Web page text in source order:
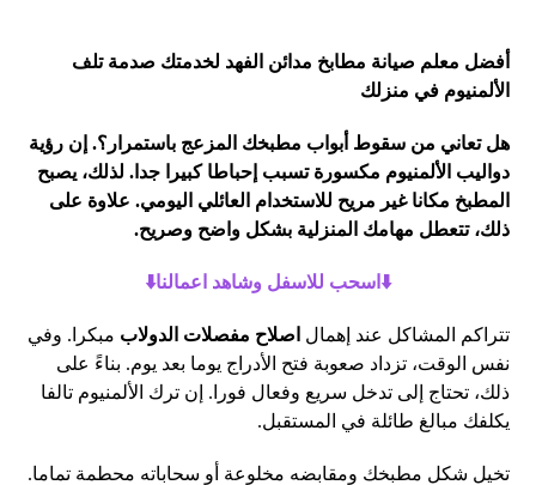
أفضل معلم صيانة مطابخ مدائن الفهد لخدمتك صدمة تلف
الألمنيوم في منزلك
هل تعاني من سقوط أبواب مطبخك المزعج باستمرار؟. إن رؤية
دواليب الألمنيوم مكسورة تسبب إحباطا كبيرا جدا. لذلك، يصبح
المطبخ مكانا غير مريح للاستخدام العائلي اليومي. علاوة على
ذلك، تتعطل مهامك المنزلية بشكل واضح وصريح.
⬇️اسحب للاسفل وشاهد اعمالنا⬇️
تتراكم المشاكل عند إهمال اصلاح مفصلات الدولاب مبكرا. وفي
نفس الوقت، تزداد صعوبة فتح الأدراج يوما بعد يوم. بناءً على
ذلك، تحتاج إلى تدخل سريع وفعال فورا. إن ترك الألمنيوم تالفا
يكلفك مبالغ طائلة في المستقبل.
تخيل شكل مطبخك ومقابضه مخلوعة أو سحاباته محطمة تماما.